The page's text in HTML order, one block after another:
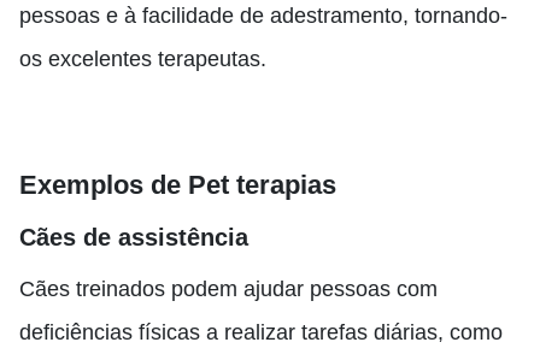
pessoas e à facilidade de adestramento, tornando-
os excelentes terapeutas.
Exemplos de Pet terapias
Cães de assistência
Cães treinados podem ajudar pessoas com
deficiências físicas a realizar tarefas diárias, como